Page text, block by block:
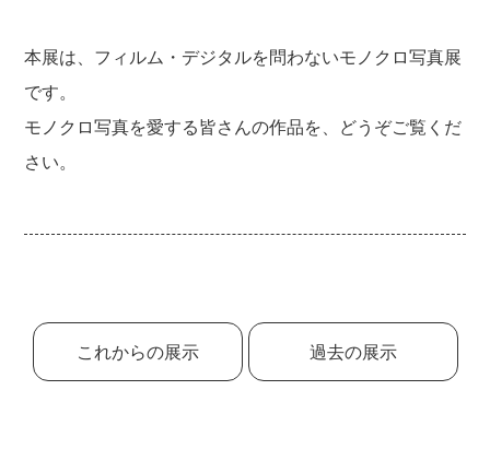
本展は、フィルム・デジタルを問わないモノクロ写真展
です。
モノクロ写真を愛する皆さんの作品を、どうぞご覧くだ
さい。
これからの展示 過去の展示